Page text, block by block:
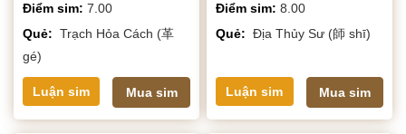
Điểm sim: 7.00
Quẻ: Trạch Hỏa Cách (革
gé)
Luận sim Mua sim
Điểm sim:8.00
Quẻ: Địa Thủy Sư (師 shī)
Luận sim Mua sim